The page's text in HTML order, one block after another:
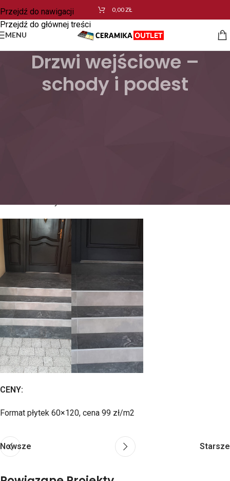
Przejdź do nawigacji
Przejdź do głównej treści
0,00ZŁ
MENU
Drzwi wejściowe –
schody i podest
CENY:
Format płytek 60×120, cena 99 zł/m2
Nowsze Starsze